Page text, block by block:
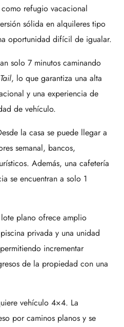
refugio vacacional
sólida en alquileres tipo
oportunidad difícil de igualar.
solo 7 minutos caminando
, lo que garantiza una alta
y una experiencia de
de vehículo.
la casa se puede llegar a
semanal, bancos,
Además, una cafetería
se encuentran a solo 1
plano ofrece amplio
privada y una unidad
incrementar
de la propiedad con una
vehículo 4×4. La
por caminos planos y se